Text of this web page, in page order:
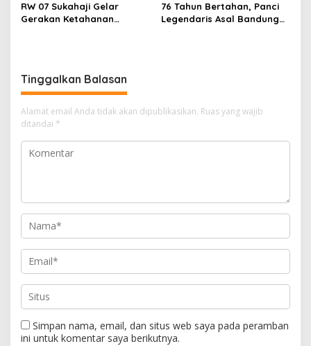
RW 07 Sukahaji Gelar
Gerakan Ketahanan
76 Tahun Bertahan, Panci
Legendaris Asal Bandung
Tinggalkan Balasan
Alamat email Anda tidak akan dipublikasikan. Ruas yang wajib
ditandai *
Simpan nama, email, dan situs web saya pada peramban
ini untuk komentar saya berikutnya.